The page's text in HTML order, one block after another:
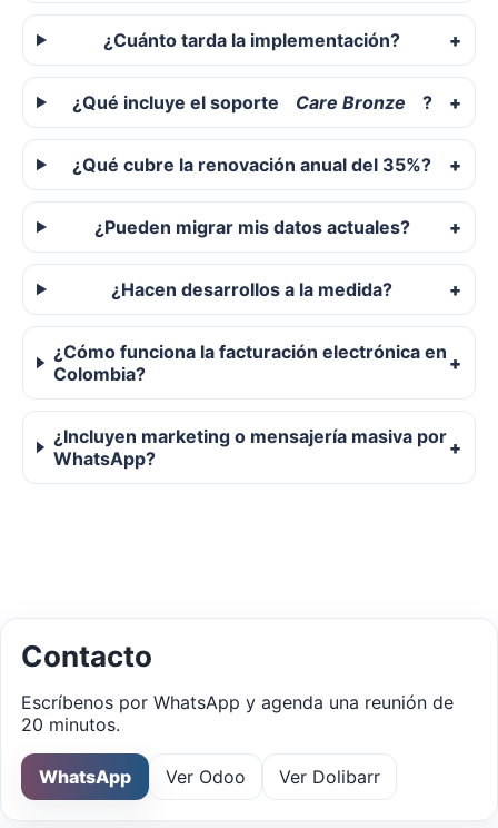
¿Cuánto tarda la implementación?
¿Qué incluye el soporte Care Bronze ?
¿Qué cubre la renovación anual del 35%?
¿Pueden migrar mis datos actuales?
¿Hacen desarrollos a la medida?
¿Cómo funciona la facturación electrónica en
Colombia?
¿Incluyen marketing o mensajería masiva por
WhatsApp?
Contacto
Escríbenos por WhatsApp y agenda una reunión de
20 minutos.
WhatsApp Ver Odoo Ver Dolibarr